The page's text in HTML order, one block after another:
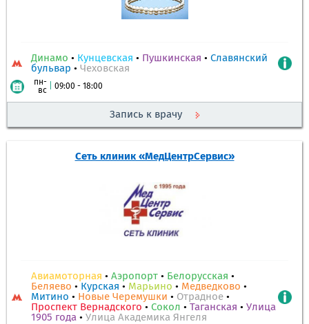
Динамо • Кунцевская • Пушкинская • Славянский
бульвар • Чеховская
пн-
вс
09:00 - 18:00
Запись к врачу
Сеть клиник «МедЦентрСервис»
Авиамоторная • Аэропорт • Белорусская •
Беляево • Курская • Марьино • Медведково •
Митино • Новые Черемушки • Отрадное •
Проспект Вернадского • Сокол • Таганская • Улица
1905 года • Улица Академика Янгеля